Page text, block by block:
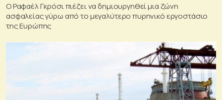
Ο Ραφαέλ Γκρόσι πιέζει να δημιουργηθεί μια ζώνη
ασφαλείας γύρω από το μεγαλύτερο πυρηνικό εργοστάσιο
της Ευρώπης